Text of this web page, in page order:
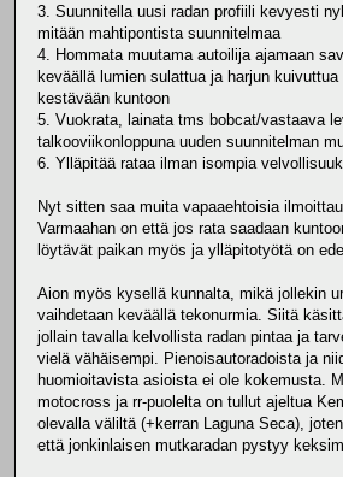
3. Suunnitella uusi radan profiili kevyesti
mitään mahtipontista suunnitelmaa
4. Hommata muutama autoilija ajamaan
keväällä lumien sulattua ja harjun kuivuttua
kestävään kuntoon
5. Vuokrata, lainata tms bobcat/vastaava
talkooviikonloppuna uuden suunnitelman
6. Ylläpitää rataa ilman isompia
Nyt sitten saa muita vapaaehtoisia
Varmaahan on että jos rata saadaan
löytävät paikan myös ja ylläpitotyötä on
Aion myös kysellä kunnalta, mikä jollekin
vaihdetaan keväällä tekonurmia. Siitä
jollain tavalla kelvollista radan pintaa ja
vielä vähäisempi. Pienoisautoradoista ja
huomioitavista asioista ei ole kokemusta.
motocross ja rr-puolelta on tullut ajeltua
olevalla väliltä (+kerran Laguna Seca),
että jonkinlaisen mutkaradan pystyy